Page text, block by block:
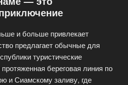
и больше привлекает
предлагает обычные для
туристические
береговая линия по
и Сиамскому заливу, где